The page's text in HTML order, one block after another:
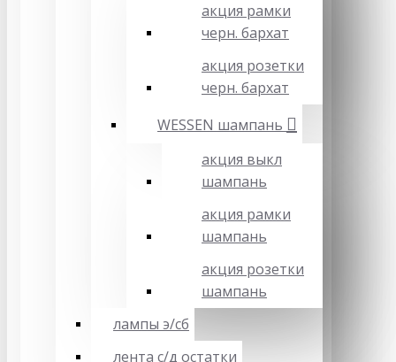
акция рамки
черн. бархат
акция розетки
черн. бархат
WESSEN шампань
акция выкл
шампань
акция рамки
шампань
акция розетки
шампань
лампы э/сб
лента с/д остатки